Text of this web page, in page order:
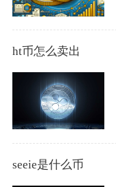
ht币怎么卖出
seeie是什么币